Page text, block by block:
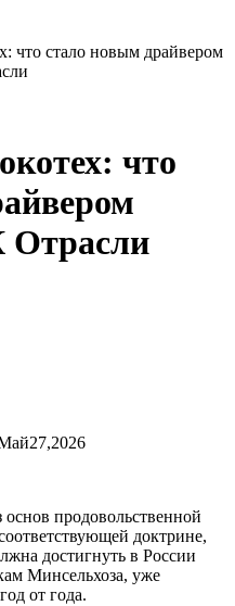
что стало новым драйвером
что
продовольственной
доктрине,
достигнуть в России
Минсельхоза, уже
от года.